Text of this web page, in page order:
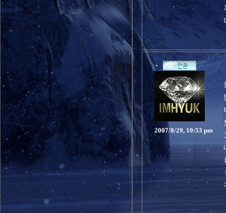
2007/8/29, 10:53 pm